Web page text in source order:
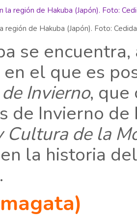
región de Hakuba (Japón). Foto:
se
en el que es
Invierno, que
de Invierno
Cultura de la
la historia